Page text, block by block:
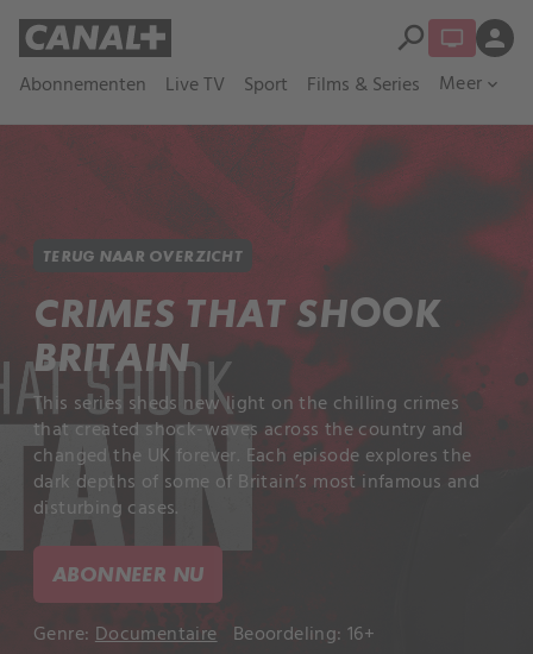
Abonnementen Live TV Sport Films & Series Meer expand_more
search person
TERUG NAAR OVERZICHT
CRIMES THAT SHOOK
BRITAIN
This series sheds new light on the chilling crimes
that created shock-waves across the country and
changed the UK forever. Each episode explores the
dark depths of some of Britain’s most infamous and
disturbing cases.
ABONNEER NU
Genre: Documentaire Beoordeling: 16+